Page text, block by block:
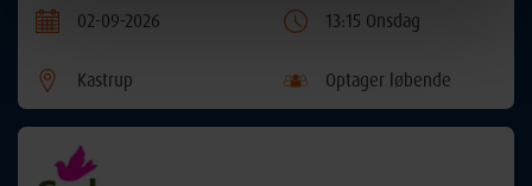
02-09-2026 13:15 Onsdag
Kastrup Optager løbende